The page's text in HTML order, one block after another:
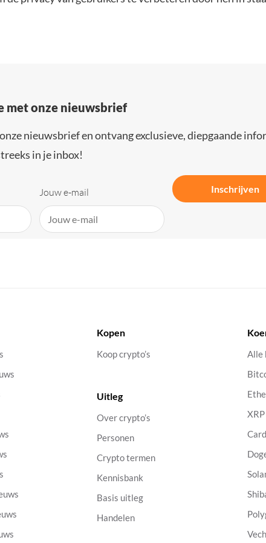
met onze nieuwsbrief
nieuwsbrief en ontvang exclusieve, diepgaande
in je inbox!
Jouw e-mail Inschrijven
Kopen
Koop crypto’s
Uitleg
Over crypto’s
Personen
Crypto termen
Kennisbank
Basis uitleg
Handelen
Alle
XRP